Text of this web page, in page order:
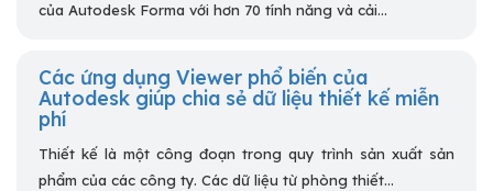
của Autodesk Forma với hơn 70 tính năng và cải...
Các ứng dụng Viewer phổ biến của
Autodesk giúp chia sẻ dữ liệu thiết kế miễn
phí
Thiết kế là một công đoạn trong quy trình sản xuất sản
phẩm của các công ty. Các dữ liệu từ phòng thiết...